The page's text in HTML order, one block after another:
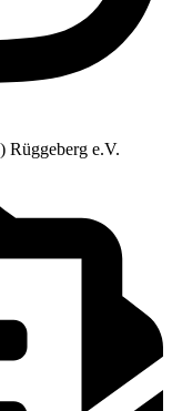
Rüggeberg e.V.